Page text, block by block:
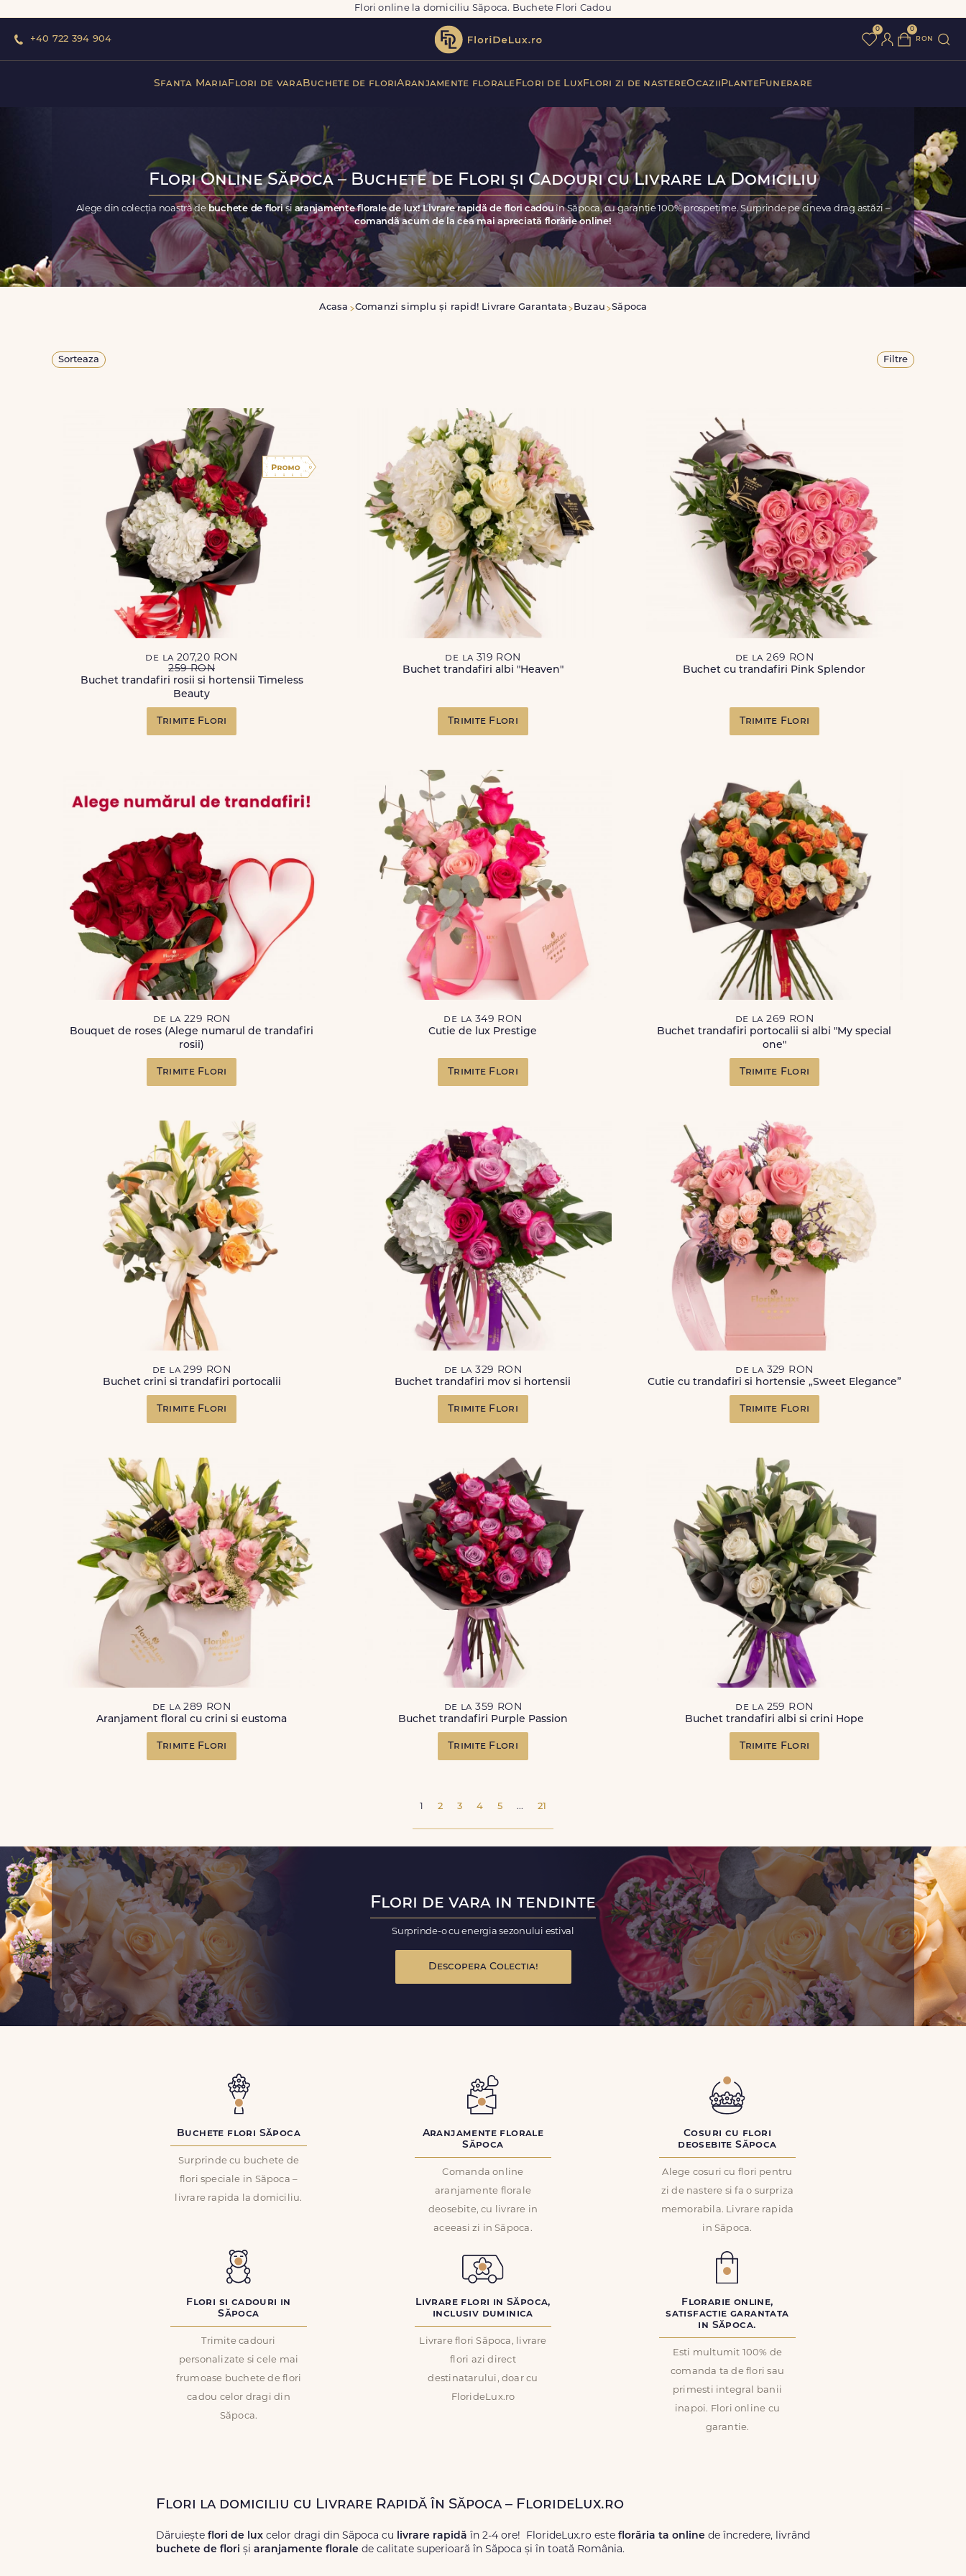
Flori online la domiciliu Săpoca. Buchete Flori Cadou
+40 722 394 904
0 0
ron
Sfanta MariaFlori de varaBuchete de floriAranjamente florale Flori de LuxFlori zi de nastereOcazii PlanteFunerare
Flori Online Săpoca – Buchete de Flori și Cadouri cu Livrare la Domiciliu
Alege din colecția noastră de buchete de floriși aranjamente florale de lux! Livrare rapidă de flori cadou în Săpoca, cu garanție 100% prospețime. Surprinde pe cineva drag astăzi –
comandă acum de la cea mai apreciată florărie online!
Acasa Comanzi simplu și rapid! Livrare Garantata Buzau Săpoca
Sorteaza Filtre
de la 207,20 RON
259 RON
Buchet trandafiri rosii si hortensii Timeless
Beauty
Trimite Flori
de la 319 RON
Buchet trandafiri albi "Heaven"
Trimite Flori
de la 269 RON
Buchet cu trandafiri Pink Splendor
Trimite Flori
de la 229 RON
Bouquet de roses (Alege numarul de trandafiri
rosii)
Trimite Flori
de la 349 RON
Cutie de lux Prestige
Trimite Flori
de la 269 RON
Buchet trandafiri portocalii si albi "My special
one"
Trimite Flori
de la 299 RON
Buchet crini si trandafiri portocalii
Trimite Flori
de la 329 RON
Buchet trandafiri mov si hortensii
Trimite Flori
de la 329 RON
Cutie cu trandafiri si hortensie „Sweet Elegance”
Trimite Flori
de la 289 RON
Aranjament floral cu crini si eustoma
Trimite Flori
de la 359 RON
Buchet trandafiri Purple Passion
Trimite Flori
de la 259 RON
Buchet trandafiri albi si crini Hope
Trimite Flori
1 2 3 4 5 ... 21
Flori de vara in tendinte
Surprinde-o cu energia sezonului estival
Descopera Colectia!
Buchete flori Săpoca
Surprinde cu buchete de
flori speciale in Săpoca –
livrare rapida la domiciliu.
Aranjamente florale
Săpoca
Comanda online
aranjamente florale
deosebite, cu livrare in
aceeasi zi in Săpoca.
Cosuri cu flori
deosebite Săpoca
Alege cosuri cu flori pentru
zi de nastere si fa o surpriza
memorabila. Livrare rapida
in Săpoca.
Flori si cadouri in
Săpoca
Trimite cadouri
personalizate si cele mai
frumoase buchete de flori
cadou celor dragi din
Săpoca.
Livrare flori in Săpoca,
inclusiv duminica
Livrare flori Săpoca, livrare
flori azi direct
destinatarului, doar cu
FlorideLux.ro
Florarie online,
satisfactie garantata
in Săpoca.
Esti multumit 100% de
comanda ta de flori sau
primesti integral banii
inapoi. Flori online cu
garantie.
Flori la domiciliu cu Livrare Rapidă în Săpoca – FlorideLux.ro
Dăruiește flori de lux celor dragi din Săpoca cu livrare rapidă în 2-4 ore! FlorideLux.ro este florăria ta online de încredere, livrând
buchete de flori și aranjamente florale de calitate superioară în Săpoca și în toată România.